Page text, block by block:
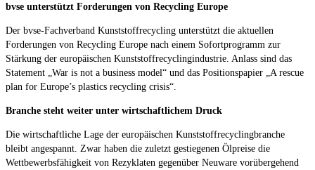
bvse unterstützt Forderungen von Recycling Europe
Der bvse-Fachverband Kunststoffrecycling unterstützt die aktuellen
Forderungen von Recycling Europe nach einem Sofortprogramm zur
Stärkung der europäischen Kunststoffrecyclingindustrie. Anlass sind das
Statement „War is not a business model“ und das Positionspapier „A rescue
plan for Europe’s plastics recycling crisis“.
Branche steht weiter unter wirtschaftlichem Druck
Die wirtschaftliche Lage der europäischen Kunststoffrecyclingbranche
bleibt angespannt. Zwar haben die zuletzt gestiegenen Ölpreise die
Wettbewerbsfähigkeit von Rezyklaten gegenüber Neuware vorübergehend